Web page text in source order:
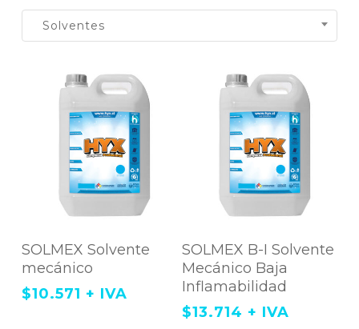
Solventes
Agregar Al Carrito
SOLMEX Solvente
mecánico
$10.571 + IVA
Agregar Al Carrito
SOLMEX B-I Solvente
Mecánico Baja
Inflamabilidad
$13.714 + IVA